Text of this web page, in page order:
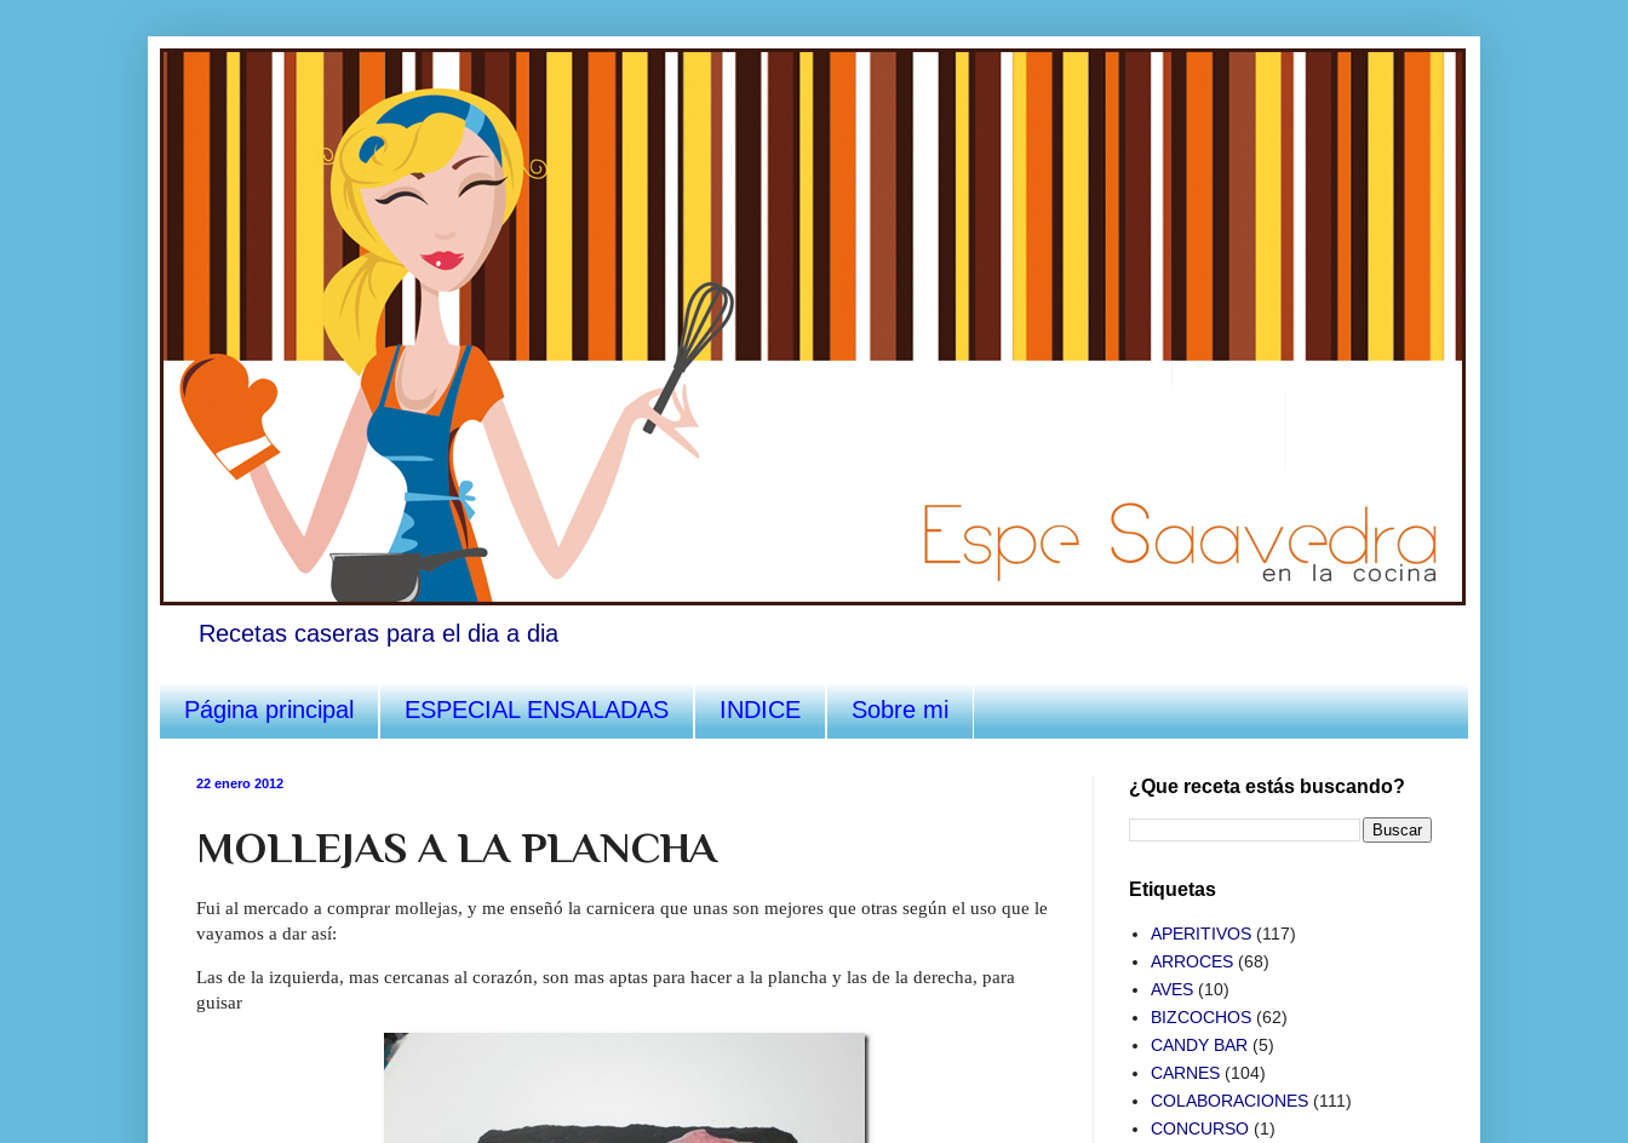
Recetas caseras para el dia a dia
Página principal ESPECIAL ENSALADAS INDICE Sobre mi
22 enero 2012
MOLLEJAS A LA PLANCHA
Fui al mercado a comprar mollejas, y me enseñó la carnicera que unas son mejores que otras según el uso que le
vayamos a dar así:
Las de la izquierda, mas cercanas al corazón, son mas aptas para hacer a la plancha y las de la derecha, para
guisar
¿Que receta estás buscando?
Etiquetas
APERITIVOS (117)
ARROCES (68)
AVES (10)
BIZCOCHOS (62)
CANDY BAR (5)
CARNES (104)
COLABORACIONES (111)
CONCURSO (1)